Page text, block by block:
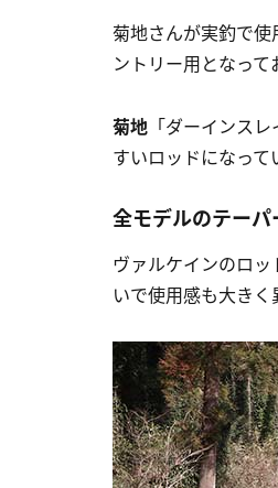
菊地さんが実釣で
ントリー用となって
菊地 「ダーインス
すいロッドになって
全モデルのテー
ヴァルケインのロ
いで使用感も大きく